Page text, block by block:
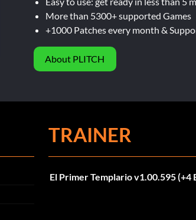
More than 5300+ supported Games
+1000 Patches every month &
About PLITCH
TRAINER
El Primer Templario v1.00.595 (+4